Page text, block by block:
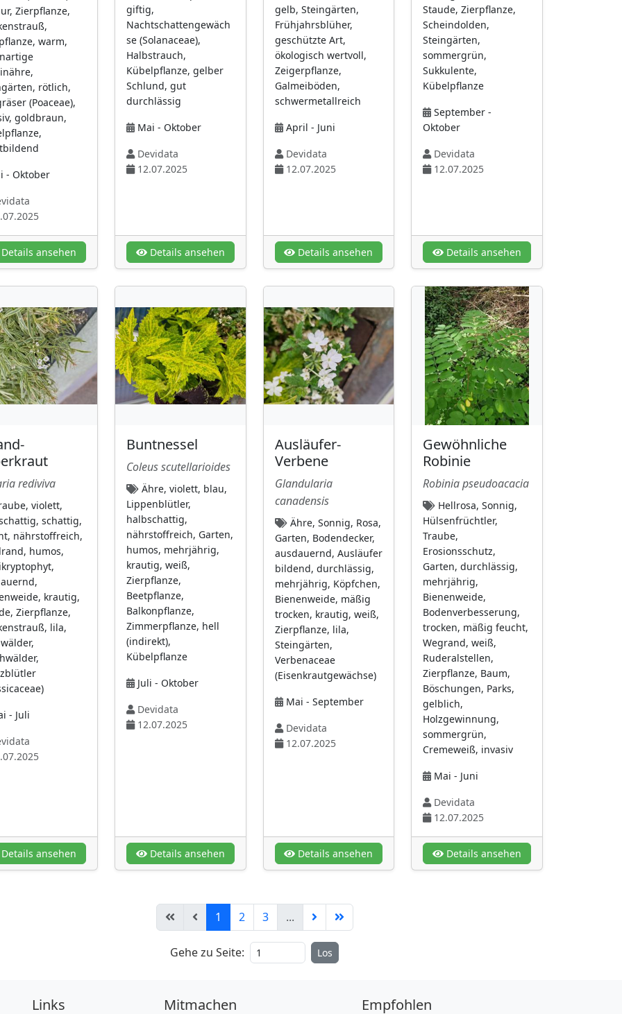
Zierpflanze,
warm,
rötlich,
(Poaceae),
goldbraun,
- Oktober
ansehen
giftig,
Nachtschattengewäch
se (Solanaceae),
Halbstrauch,
Kübelpflanze, gelber
Schlund, gut
durchlässig
Mai - Oktober
Devidata
12.07.2025
Details ansehen
gelb, Steingärten,
Frühjahrsblüher,
geschützte Art,
ökologisch wertvoll,
Zeigerpflanze,
Galmeiböden,
schwermetallreich
April - Juni
Devidata
12.07.2025
Details ansehen
Staude, Zierpflanze,
Scheindolden,
Steingärten,
sommergrün,
Sukkulente,
Kübelpflanze
September -
Oktober
Devidata
12.07.2025
Details ansehen
rediviva
violett,
schattig,
nährstoffreich,
humos,
krautig,
Zierpflanze,
lila,
- Juli
ansehen
Buntnessel
Coleus scutellarioides
Ähre, violett, blau,
Lippenblütler,
halbschattig,
nährstoffreich, Garten,
humos, mehrjährig,
krautig, weiß,
Zierpflanze,
Beetpflanze,
Balkonpflanze,
Zimmerpflanze, hell
(indirekt),
Kübelpflanze
Juli - Oktober
Devidata
12.07.2025
Details ansehen
Ausläufer-
Verbene
Glandularia
canadensis
Ähre, Sonnig, Rosa,
Garten, Bodendecker,
ausdauernd, Ausläufer
bildend, durchlässig,
mehrjährig, Köpfchen,
Bienenweide, mäßig
trocken, krautig, weiß,
Zierpflanze, lila,
Steingärten,
Verbenaceae
(Eisenkrautgewächse)
Mai - September
Devidata
12.07.2025
Details ansehen
Gewöhnliche
Robinie
Robinia pseudoacacia
Hellrosa, Sonnig,
Hülsenfrüchtler,
Traube,
Erosionsschutz,
Garten, durchlässig,
mehrjährig,
Bienenweide,
Bodenverbesserung,
trocken, mäßig feucht,
Wegrand, weiß,
Ruderalstellen,
Zierpflanze, Baum,
Böschungen, Parks,
gelblich,
Holzgewinnung,
sommergrün,
Cremeweiß, invasiv
Mai - Juni
Devidata
12.07.2025
Details ansehen
1 2 3 ...
Gehe zu Seite: Los
Links Mitmachen Empfohlen